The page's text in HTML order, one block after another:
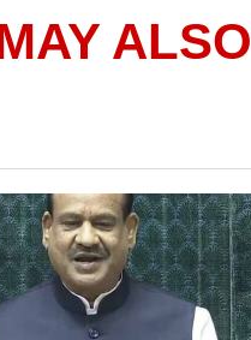
ALSO